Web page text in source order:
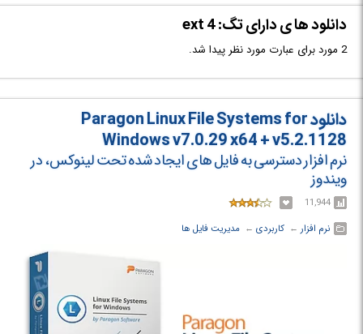
دانلود ها ی دارای تگ: ext 4
2 مورد برای عبارت مورد نظر پیدا شد.
دانلود Paragon Linux File Systems for
Windows v7.0.29 x64 + v5.2.1128
نرم افزار دسترسی به فایل های ایجاد شده تحت لینوکس، در
ویندوز
11,944
نرم افزار ← ‏ کاربردی ← ‏ مدیریت فایل ها